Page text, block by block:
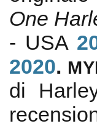
One
- USA
2020.
di